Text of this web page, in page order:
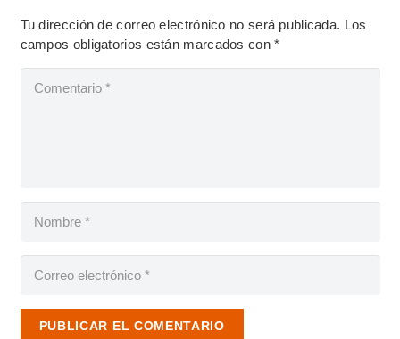
Tu dirección de correo electrónico no será publicada. Los
campos obligatorios están marcados con*
PUBLICAR EL COMENTARIO